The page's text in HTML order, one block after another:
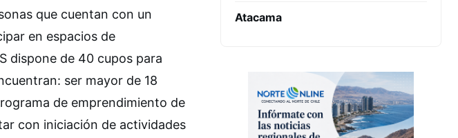
que cuentan con un
en espacios de
dispone de 40 cupos para
ser mayor de 18
de emprendimiento de
con iniciación de actividades
Atacama